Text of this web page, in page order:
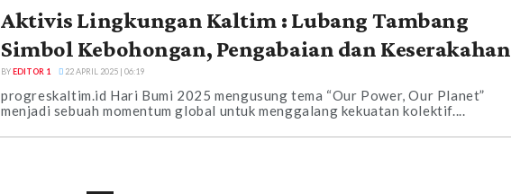
Aktivis Lingkungan Kaltim : Lubang Tambang
Simbol Kebohongan, Pengabaian dan Keserakahan
BYEDITOR 1 22 APRIL 2025 | 06:19
progreskaltim.id Hari Bumi 2025 mengusung tema “Our Power, Our Planet”
menjadi sebuah momentum global untuk menggalang kekuatan kolektif....